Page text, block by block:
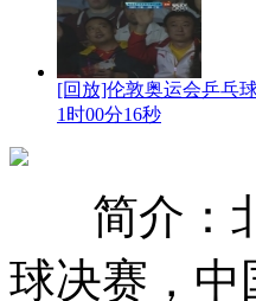
[回放]伦敦奥运会乒乓
1时00分16秒
简介：
球决赛，中